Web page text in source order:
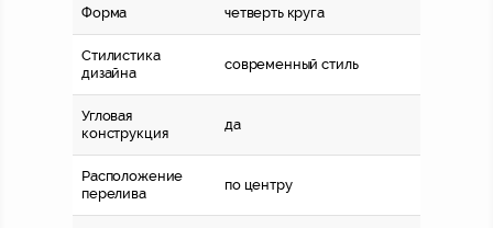
Форма четверть круга
Стилистика
дизайна
современный стиль
Угловая
конструкция
да
Расположение
перелива
по центру